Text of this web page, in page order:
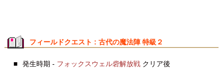
フィールドクエスト : 古代の魔法陣 特級２
■ 発生時期 - フォックスウェル砦解放戦クリア後